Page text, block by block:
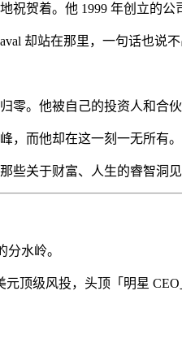
祝贺着。他 1999 年创立的公
却站在那里，一句话也说不
零。他被自己的投资人和合
，而他却在这一刻一无所有
些关于财富、人生的睿智洞
分水岭。
元顶级风投，头顶「明星